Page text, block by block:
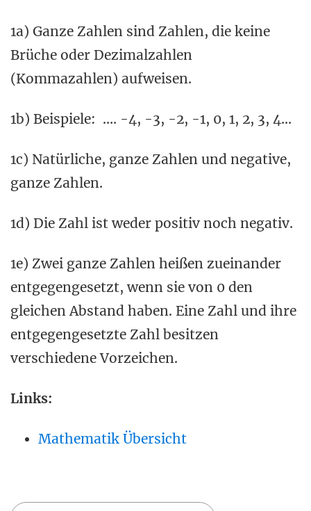
1a) Ganze Zahlen sind Zahlen, die keine
Brüche oder Dezimalzahlen
(Kommazahlen) aufweisen.
1b) Beispiele: …. -4, -3, -2, -1, 0, 1, 2, 3, 4...
1c) Natürliche, ganze Zahlen und negative,
ganze Zahlen.
1d) Die Zahl ist weder positiv noch negativ.
1e) Zwei ganze Zahlen heißen zueinander
entgegengesetzt, wenn sie von 0 den
gleichen Abstand haben. Eine Zahl und ihre
entgegengesetzte Zahl besitzen
verschiedene Vorzeichen.
Links:
Mathematik Übersicht